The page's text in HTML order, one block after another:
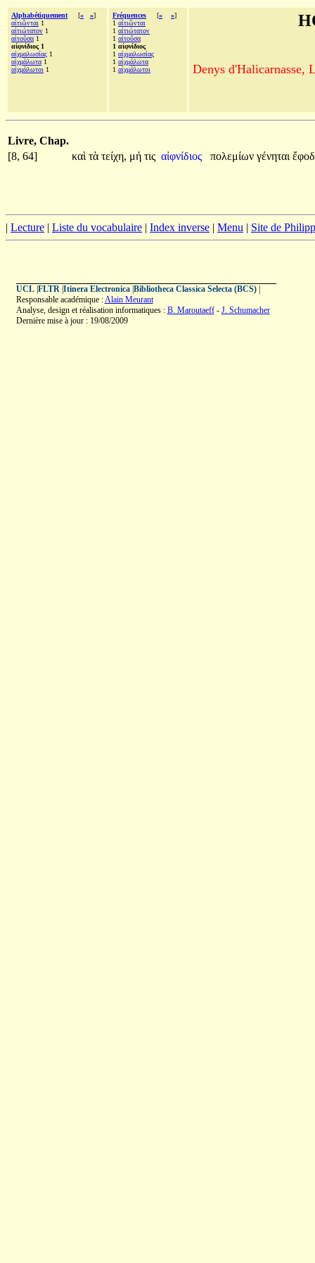
Alphabétiquement [« »]
αἰτιῶνται 1
αἰτιώτατον 1
αἰτοῦσα 1
αἰφνίδιος 1
αἰχμαλωσίας 1
αἰχμάλωτα 1
αἰχμάλωτοι 1
Fréquences [« »]
1 αἰτιῶνται
1 αἰτιώτατον
1 αἰτοῦσα
1 αἰφνίδιος
1 αἰχμαλωσίας
1 αἰχμάλωτα
1 αἰχμάλωτοι Denys d'Halicarnasse,
Livre, Chap.
[8, 64]
καὶ τὰ τείχη, μή τις αἰφνίδιος πολεμίων γένηται
| Lecture | Liste du vocabulaire | Index inverse | Menu | Site de
UCL| FLTR| Itinera Electronica| Bibliotheca Classica Selecta (BCS)|
Responsable académique :Alain Meurant
Analyse, design et réalisation informatiques : B. Maroutaeff- J. Schumacher
Dernière mise à jour : 19/08/2009